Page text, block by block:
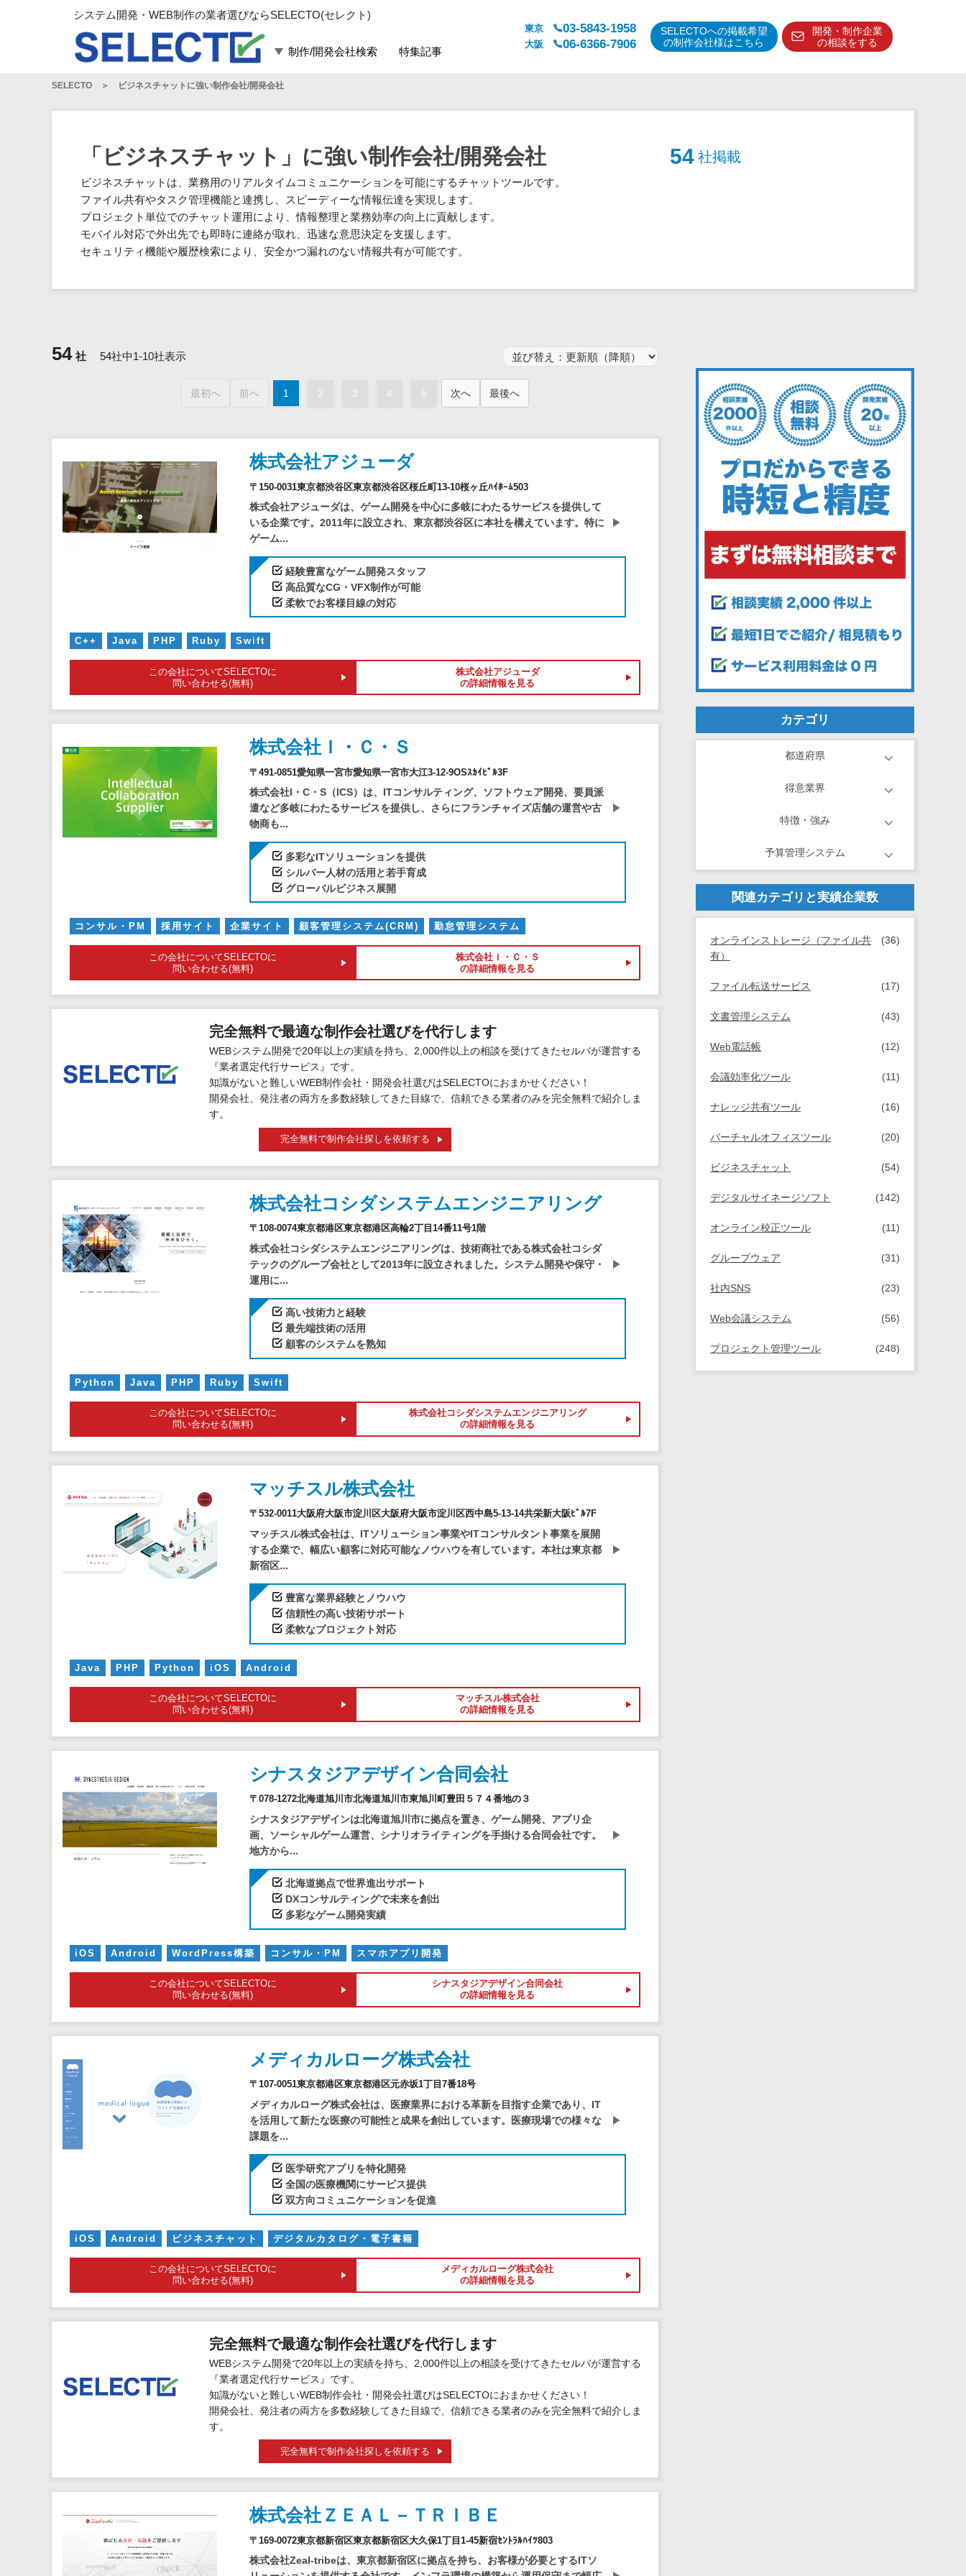
システム開発・WEB制作の業者選びならSELECTO(セレクト)
制作/開発会社検索 特集記事
東京 03-5843-1958
大阪 06-6366-7906
SELECTOへの掲載希望
の制作会社様はこちら
開発・制作企業
の相談をする
フレームワーク
パッケージ
運用代行
コンテンツ制作
コンサルティング
マーケティング
ゲーム
WEBサービス
人事（労務管理）
人事（採用・評価・教育）
経理・会計・財務
法務・総務
販売管理システム
カスタマーサポート
物流・流通向け
医療・介護業界向け
業界・業種特化型
データ分析・活用
ブロックチェーン
官公庁・自治体向け
予算管理システム
SELECTO ビジネスチャットに強い制作会社/開発会社
「ビジネスチャット」に強い制作会社/開発会社 54 社掲載
ビジネスチャットは、業務用のリアルタイムコミュニケーションを可能にするチャットツールです。
ファイル共有やタスク管理機能と連携し、スピーディーな情報伝達を実現します。
プロジェクト単位でのチャット運用により、情報整理と業務効率の向上に貢献します。
モバイル対応で外出先でも即時に連絡が取れ、迅速な意思決定を支援します。
セキュリティ機能や履歴検索により、安全かつ漏れのない情報共有が可能です。
54 社 54社中1-10社表示
最初へ 前へ 1 2 3 4 5 次へ 最後へ
株式会社アジューダ
〒150-0031東京都渋谷区東京都渋谷区桜丘町13-10桜ヶ丘ﾊｲﾎｰﾑ503
株式会社アジューダは、ゲーム開発を中心に多岐にわたるサービスを提供して
いる企業です。2011年に設立され、東京都渋谷区に本社を構えています。特に
ゲーム...
経験豊富なゲーム開発スタッフ
高品質なCG・VFX制作が可能
柔軟でお客様目線の対応
C++ Java PHP Ruby Swift
この会社についてSELECTOに
問い合わせる(無料)
株式会社アジューダ
の詳細情報を見る
株式会社Ｉ・Ｃ・Ｓ
〒491-0851愛知県一宮市愛知県一宮市大江3-12-9OSｽｶｲﾋﾞﾙ3F
株式会社I・C・S（ICS）は、ITコンサルティング、ソフトウェア開発、要員派
遣など多岐にわたるサービスを提供し、さらにフランチャイズ店舗の運営や古
物商も...
多彩なITソリューションを提供
シルバー人材の活用と若手育成
グローバルビジネス展開
コンサル・PM 採用サイト 企業サイト 顧客管理システム(CRM) 勤怠管理システム
この会社についてSELECTOに
問い合わせる(無料)
株式会社Ｉ・Ｃ・Ｓ
の詳細情報を見る
完全無料で最適な制作会社選びを代行します
WEBシステム開発で20年以上の実績を持ち、2,000件以上の相談を受けてきたセルバが運営する
『業者選定代行サービス』です。
知識がないと難しいWEB制作会社・開発会社選びはSELECTOにおまかせください！
開発会社、発注者の両方を多数経験してきた目線で、信頼できる業者のみを完全無料で紹介しま
す。
完全無料で制作会社探しを依頼する
株式会社コシダシステムエンジニアリング
〒108-0074東京都港区東京都港区高輪2丁目14番11号1階
株式会社コシダシステムエンジニアリングは、技術商社である株式会社コシダ
テックのグループ会社として2013年に設立されました。システム開発や保守・
運用に...
高い技術力と経験
最先端技術の活用
顧客のシステムを熟知
Python Java PHP Ruby Swift
この会社についてSELECTOに
問い合わせる(無料)
株式会社コシダシステムエンジニアリング
の詳細情報を見る
マッチスル株式会社
〒532-0011大阪府大阪市淀川区大阪府大阪市淀川区西中島5-13-14共栄新大阪ﾋﾞﾙ7F
マッチスル株式会社は、ITソリューション事業やITコンサルタント事業を展開
する企業で、幅広い顧客に対応可能なノウハウを有しています。本社は東京都
新宿区...
豊富な業界経験とノウハウ
信頼性の高い技術サポート
柔軟なプロジェクト対応
Java PHP Python iOS Android
この会社についてSELECTOに
問い合わせる(無料)
マッチスル株式会社
の詳細情報を見る
シナスタジアデザイン合同会社
〒078-1272北海道旭川市北海道旭川市東旭川町豊田５７４番地の３
シナスタジアデザインは北海道旭川市に拠点を置き、ゲーム開発、アプリ企
画、ソーシャルゲーム運営、シナリオライティングを手掛ける合同会社です。
地方から...
北海道拠点で世界進出サポート
DXコンサルティングで未来を創出
多彩なゲーム開発実績
iOS Android WordPress構築 コンサル・PM スマホアプリ開発
この会社についてSELECTOに
問い合わせる(無料)
シナスタジアデザイン合同会社
の詳細情報を見る
メディカルローグ株式会社
〒107-0051東京都港区東京都港区元赤坂1丁目7番18号
メディカルローグ株式会社は、医療業界における革新を目指す企業であり、IT
を活用して新たな医療の可能性と成果を創出しています。医療現場での様々な
課題を...
医学研究アプリを特化開発
全国の医療機関にサービス提供
双方向コミュニケーションを促進
iOS Android ビジネスチャット デジタルカタログ・電子書籍
この会社についてSELECTOに
問い合わせる(無料)
メディカルローグ株式会社
の詳細情報を見る
完全無料で最適な制作会社選びを代行します
WEBシステム開発で20年以上の実績を持ち、2,000件以上の相談を受けてきたセルバが運営する
『業者選定代行サービス』です。
知識がないと難しいWEB制作会社・開発会社選びはSELECTOにおまかせください！
開発会社、発注者の両方を多数経験してきた目線で、信頼できる業者のみを完全無料で紹介しま
す。
完全無料で制作会社探しを依頼する
株式会社ＺＥＡＬ－ＴＲＩＢＥ
〒169-0072東京都新宿区東京都新宿区大久保1丁目1-45新宿ｾﾝﾄﾗﾙﾊｲﾂ803
株式会社Zeal-tribeは、東京都新宿区に拠点を持ち、お客様が必要とするITソ
カテゴリ
都道府県
得意業界
特徴・強み
予算管理システム
関連カテゴリと実績企業数
オンラインストレージ（ファイル共
有）
(36)
ファイル転送サービス (17)
文書管理システム (43)
Web電話帳 (12)
会議効率化ツール (11)
ナレッジ共有ツール (16)
バーチャルオフィスツール (20)
ビジネスチャット (54)
デジタルサイネージソフト (142)
オンライン校正ツール (11)
グループウェア (31)
社内SNS (23)
Web会議システム (56)
プロジェクト管理ツール (248)